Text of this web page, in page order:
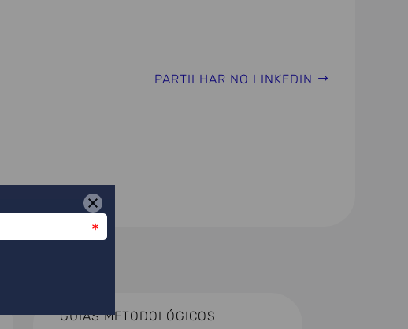
PARTILHAR NO LINKEDIN
GUIAS METODOLÓGICOS